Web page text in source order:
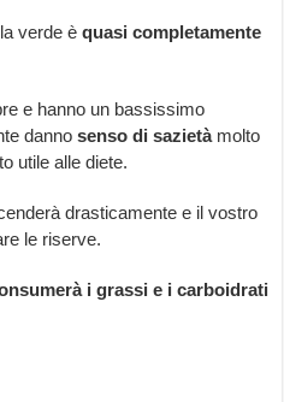
verde èquasi completamente
e hanno un bassissimo
dannosenso di sazietàmolto
utile alle diete.
drasticamente e il vostro
le riserve.
i grassi e i carboidrati